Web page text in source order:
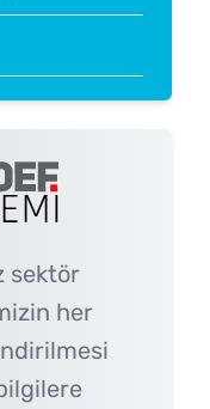
sektör
her